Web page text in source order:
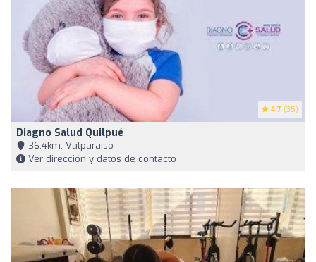
4.7 (35)
Diagno Salud Quilpué
36,4km, Valparaíso
Ver dirección y datos de contacto